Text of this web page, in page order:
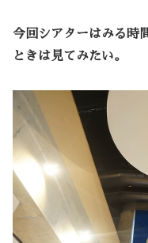
今回シアターはみる時
ときは見てみたい。